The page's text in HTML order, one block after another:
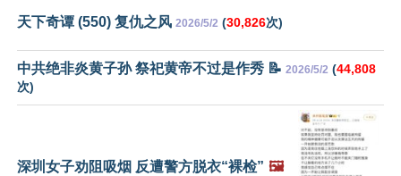
天下奇谭 (550) 复仇之风 2026/5/2 (30,826次)
中共绝非炎黄子孙 祭祀黄帝不过是作秀 📝 2026/5/2 (44,808
次)
深圳女子劝阻吸烟 反遭警方脱衣“裸检” 🖼️